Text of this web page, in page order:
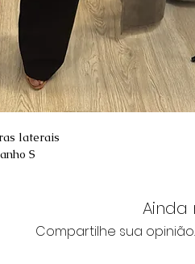
laterais
S
Ainda
Compartilhe sua